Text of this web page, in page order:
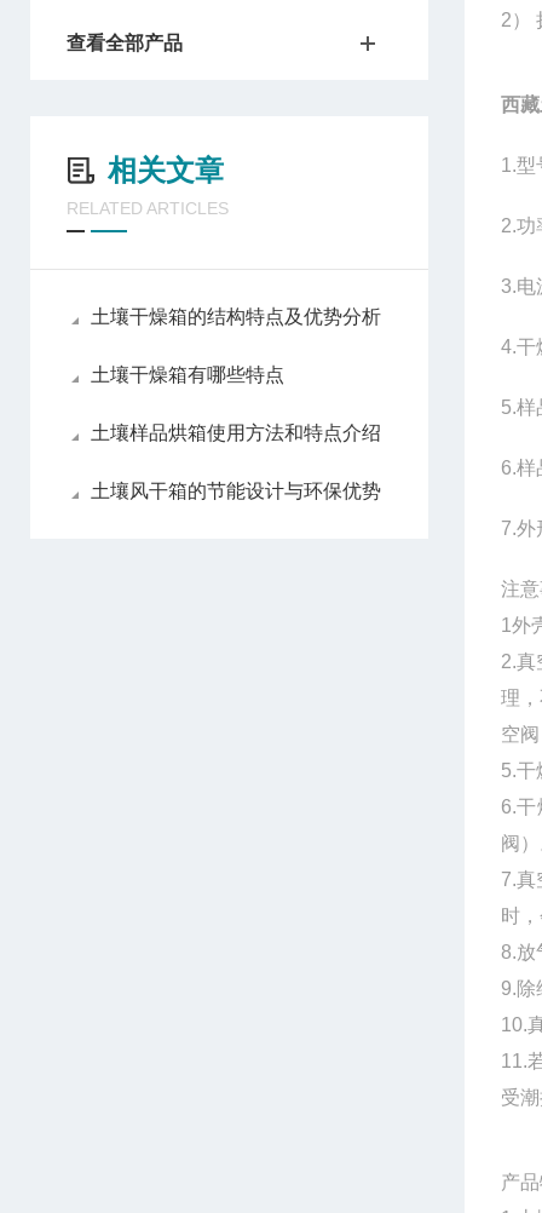
查看全部产品
相关文章
RELATED ARTICLES
土壤干燥箱的结构特点及优势分析
土壤干燥箱有哪些特点
土壤样品烘箱使用方法和特点介绍
土壤风干箱的节能设计与环保优势
2）
西
1.型
2.功
3.电
4.干
5.样
6.样
7.外
注
1外
2.
理
空
5.
6.
阀
7.
时
8.
9.
10.
11.
受
产